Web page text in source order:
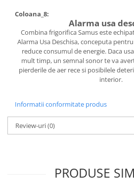
Coloana_8:
Alarma usa
Combina frigorifica Samus este
Alarma Usa Deschisa, conceputa
reduce consumul de energie. Daca
mult timp, un semnal sonor te va
pierderile de aer rece si posibilele
interior.
Informatii conformitate produs
Review-uri(0)
PRODUSE